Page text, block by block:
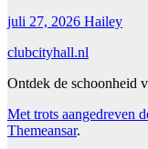
juli 27, 2026 Hailey
clubcityhall.nl
Ontdek de schoonheid
Met trots aangedreven
Themeansar.